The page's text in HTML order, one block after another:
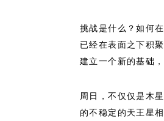
挑战是什么？如何
已经在表面之下积
建立一个新的基础
周日，不仅仅是木
的不稳定的天王星